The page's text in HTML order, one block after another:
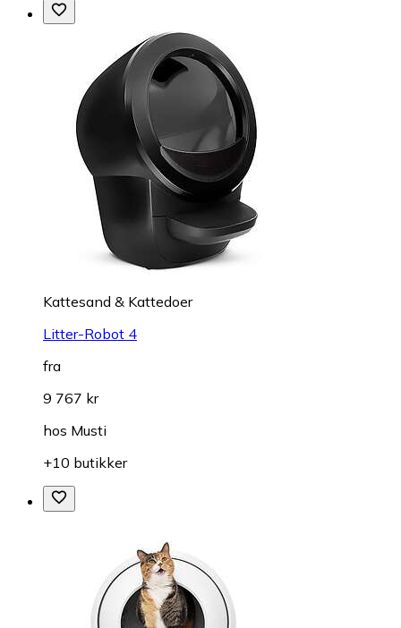
Kattesand & Kattedoer
Litter-Robot 4
fra
9 767 kr
hos Musti
+10 butikker